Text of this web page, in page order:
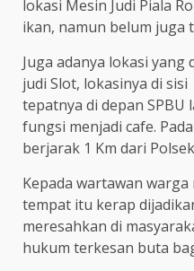
lokasi Mesin Judi Piala
ikan, namun belum juga
Juga adanya lokasi
judi Slot, lokasinya di
tepatnya di depan SPBU
fungsi menjadi cafe.
berjarak 1 Km dari
Kepada wartawan
tempat itu kerap
meresahkan di
hukum terkesan buta